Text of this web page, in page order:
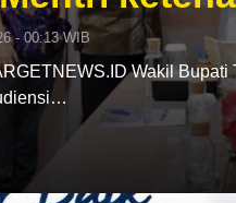
- 00:13 WIB
Wakil